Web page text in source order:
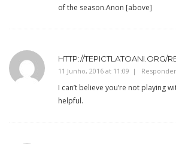
of the season.Anon [above]
HTTP://TEPICTLATOANI.ORG/
11 Junho, 2016 at 11:09 Responder
I can’t believe you’re not playing
helpful.